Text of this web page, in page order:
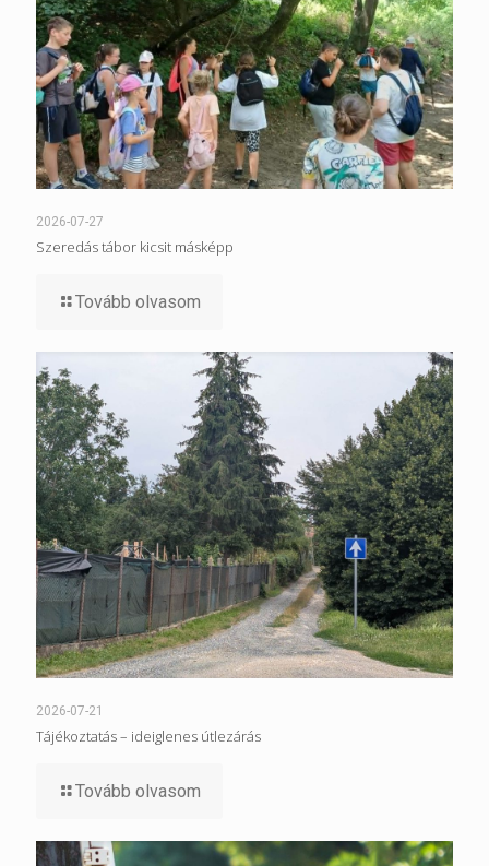
2026-07-27
Szeredás tábor kicsit másképp
Tovább olvasom
2026-07-21
Tájékoztatás – ideiglenes útlezárás
Tovább olvasom